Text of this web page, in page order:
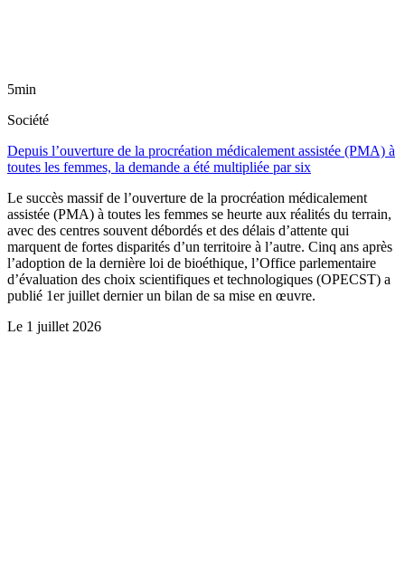
5min
Société
Depuis l’ouverture de la procréation médicalement assistée (PMA) à
toutes les femmes, la demande a été multipliée par six
Le succès massif de l’ouverture de la procréation médicalement
assistée (PMA) à toutes les femmes se heurte aux réalités du terrain,
avec des centres souvent débordés et des délais d’attente qui
marquent de fortes disparités d’un territoire à l’autre. Cinq ans après
l’adoption de la dernière loi de bioéthique, l’Office parlementaire
d’évaluation des choix scientifiques et technologiques (OPECST) a
publié 1er juillet dernier un bilan de sa mise en œuvre.
Le 1 juillet 2026